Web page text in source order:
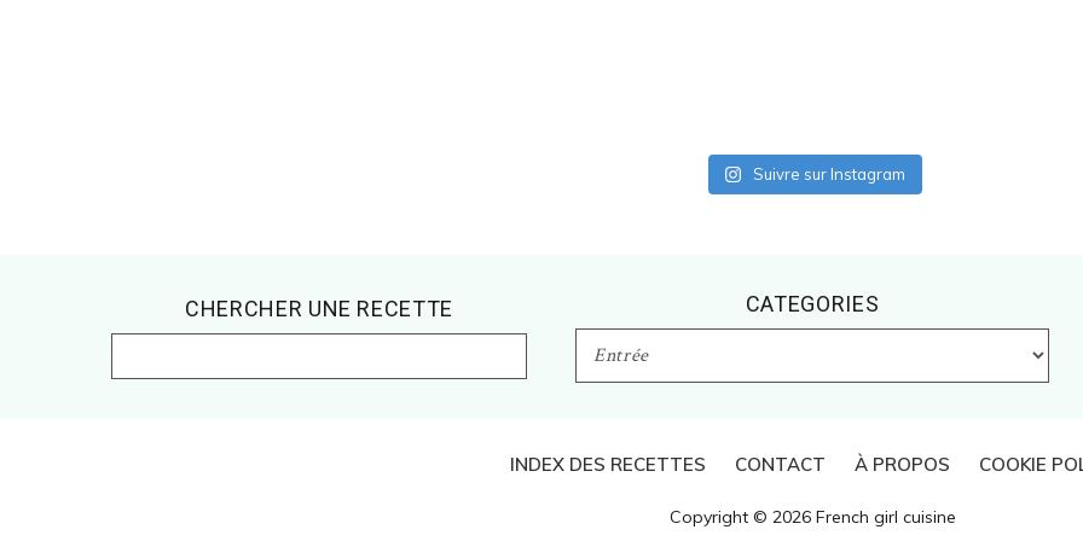
Suivre sur Instagram
CHERCHER UNE RECETTE CATEGORIES
CATEGORIES
INDEX DES RECETTES CONTACT À PROPOS COOKIE
Copyright © 2026 French girl cuisine